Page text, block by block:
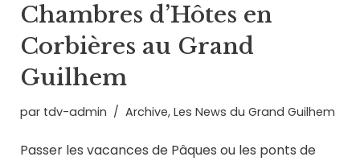
Chambres d’Hôtes en
Corbières au Grand
Guilhem
par tdv-admin Archive, Les News du Grand Guilhem
Passer les vacances de Pâques ou les ponts de